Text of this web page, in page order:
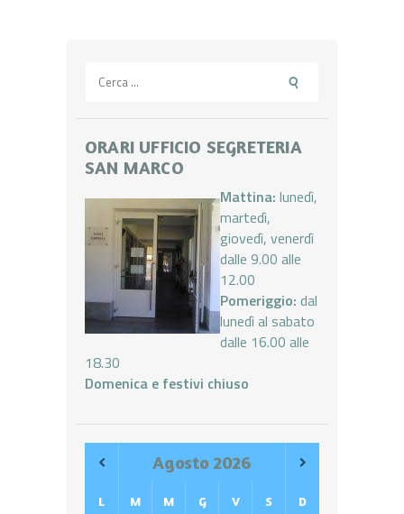
per:
ORARI UFFICIO SEGRETERIA
SAN MARCO
Mattina: lunedì,
martedì,
giovedì, venerdì
dalle 9.00 alle
12.00
Pomeriggio: dal
lunedì al sabato
dalle 16.00 alle
18.30
Domenica e festivi chiuso
Agosto 2026
L M M G V S D